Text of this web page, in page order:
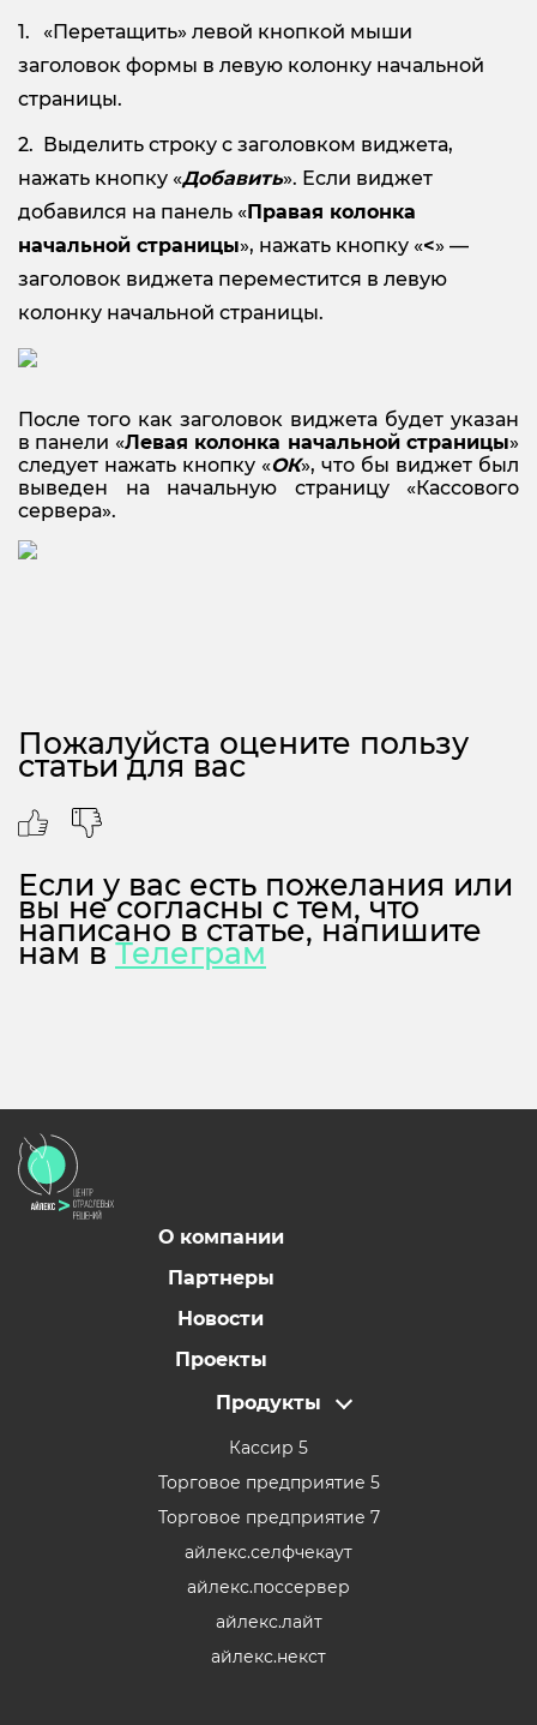
«Перетащить» левой кнопкой мыши
заголовок формы в левую колонку начальной
страницы.
Выделить строку с заголовком виджета,
нажать кнопку «Добавить». Если виджет
добавился на панель « Правая колонка
начальной страницы», нажать кнопку «<» —
заголовок виджета переместится в левую
колонку начальной страницы.
После того как заголовок виджета будет указан
в панели «Левая колонка начальной страницы»
следует нажать кнопку «ОК», что бы виджет был
выведен на начальную страницу «Кассового
сервера».
Пожалуйста оцените пользу
статьи для вас
Если у вас есть пожелания или
вы не согласны с тем, что
написано в статье, напишите
нам вТелеграм
О компании
Партнеры
Новости
Проекты
Продукты
Кассир 5
Торговое предприятие 5
Торговое предприятие 7
айлекс.селфчекаут
айлекс.поссервер
айлекс.лайт
айлекс.некст